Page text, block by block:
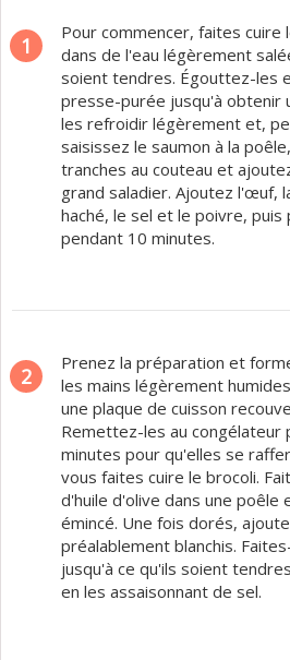
1
Pour commencer, faites
dans de l'eau légèrement
soient tendres. Égouttez-les
presse-purée jusqu'à obtenir
les refroidir légèrement et,
saisissez le saumon à la
tranches au couteau et
grand saladier. Ajoutez l'œuf,
haché, le sel et le poivre, puis
pendant 10 minutes.
2
Prenez la préparation et
les mains légèrement
une plaque de cuisson
Remettez-les au congélateur
minutes pour qu'elles se
vous faites cuire le brocoli.
d'huile d'olive dans une poêle
émincé. Une fois dorés,
préalablement blanchis.
jusqu'à ce qu'ils soient
en les assaisonnant de sel.